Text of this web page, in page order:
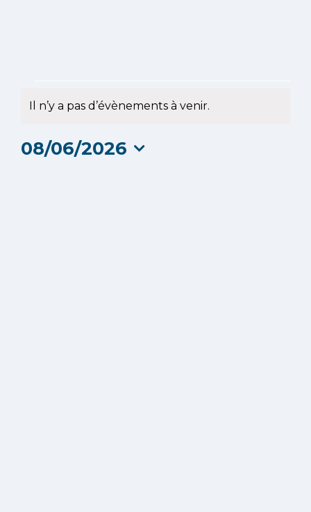
Évènements
8
Notice
Il n’y a pas d’évènements à venir.
08/06/2026